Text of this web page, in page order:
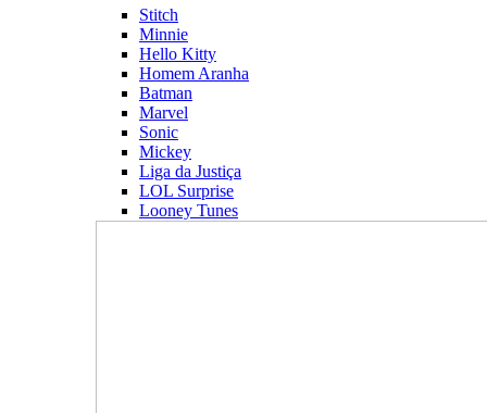
Stitch
Minnie
Hello Kitty
Homem Aranha
Batman
Marvel
Sonic
Mickey
Liga da Justiça
LOL Surprise
Looney Tunes